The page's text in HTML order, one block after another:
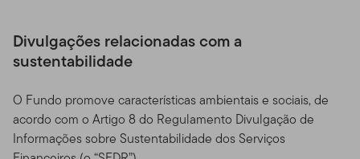
Divulgações relacionadas com a
sustentabilidade
O Fundo promove características ambientais e sociais, de
acordo com o Artigo 8 do Regulamento Divulgação de
Informações sobre Sustentabilidade dos Serviços